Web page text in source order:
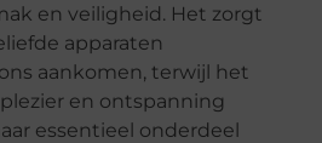
en veiligheid. Het zorgt
apparaten
aankomen, terwijl het
en ontspanning
essentieel onderdeel